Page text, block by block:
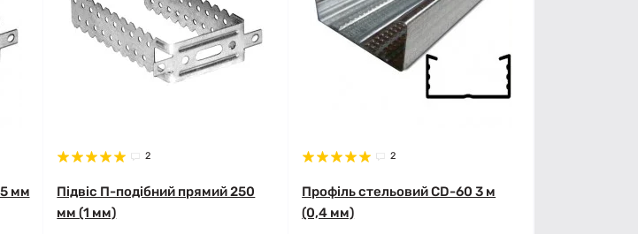
мм
2
Підвіс П-подібний прямий 250
мм (1 мм)
2
Профіль стельовий CD-60 3 м
(0,4 мм)